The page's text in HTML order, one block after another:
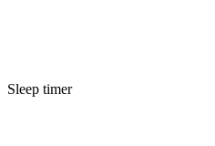
Sleep timer